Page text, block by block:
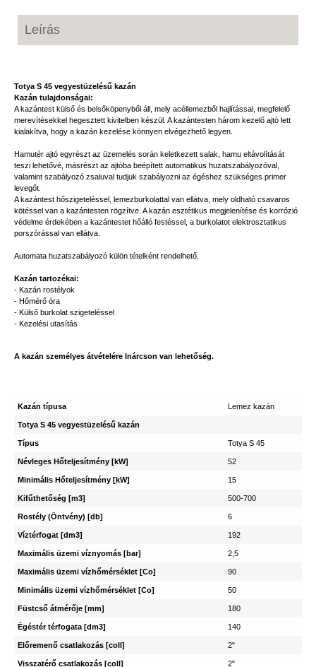
Leírás
Totya S 45 vegyestüzelésű kazán
Kazán tulajdonságai:
A kazántest külső és belsőköpenyből áll, mely acéllemezből hajlítással, megfelelő
merevítésekkel hegesztett kivitelben készül. A kazántesten három kezelő ajtó lett
kialakítva, hogy a kazán kezelése könnyen elvégezhető legyen.
Hamutér ajtó egyrészt az üzemelés során keletkezett salak, hamu eltávolítását
teszi lehetővé, másrészt az ajtóba beépített automatikus huzatszabályozóval,
valamint szabályozó zsaluval tudjuk szabályozni az égéshez szükséges primer
levegőt.
A kazántest hőszigeteléssel, lemezburkolattal van ellátva, mely oldható csavaros
kötéssel van a kazántesten rögzítve. A kazán esztétikus megjelenítése és korrózió
védelme érdekében a kazántestet hőálló festéssel, a burkolatot elektrosztatikus
porszórással van ellátva.
Automata huzatszabályozó külön tételként rendelhető.
Kazán tartozékai:
- Kazán rostélyok
- Hőmérő óra
- Külső burkolat szigeteléssel
- Kezelési utasítás
A kazán személyes átvételére Inárcson van lehetőség.
Kazán típusa Lemez kazán
Totya S 45 vegyestüzelésű kazán
Típus Totya S 45
Névleges Hőteljesítmény [kW] 52
Minimális Hőteljesítmény [kW] 15
Kifűthetőség [m3] 500-700
Rostély (Öntvény) [db] 6
Víztérfogat [dm3] 192
Maximális üzemi víznyomás [bar] 2,5
Maximális üzemi vízhőmérséklet [Co] 90
Minimális üzemi vízhőmérséklet [Co] 50
Füstcső átmérője [mm] 180
Égéstér térfogata [dm3] 140
Előremenő csatlakozás [coll] 2"
Visszatérő csatlakozás [coll] 2"